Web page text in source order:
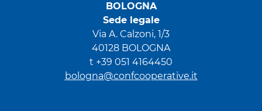
BOLOGNA
Sede legale
Via A. Calzoni, 1/3
40128 BOLOGNA
t +39 051 4164450
bologna@confcooperative.it